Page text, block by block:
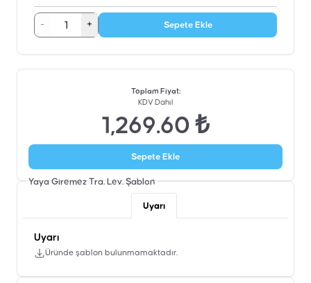
- + Sepete Ekle
Toplam Fiyat:
KDV Dahil
1,269.60 ₺
Sepete Ekle
Yaya Giremez Tra. Lev. Şablon
Uyarı
Uyarı
Üründe şablon bulunmamaktadır.